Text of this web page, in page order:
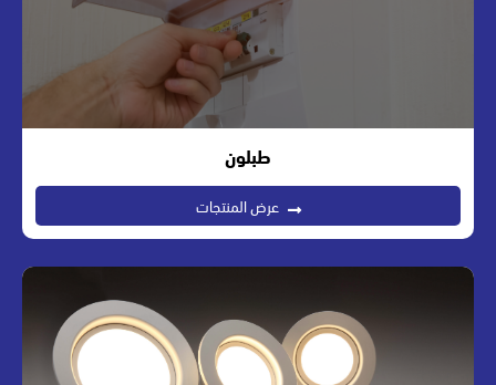
طبلون
عرض المنتجات